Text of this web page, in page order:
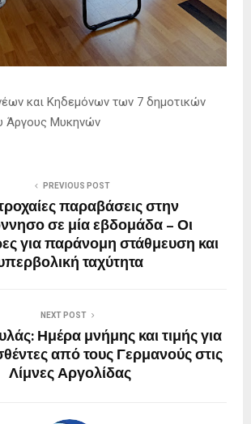
και Κηδεμόνων των 7 δημοτικών
Άργους Μυκηνών
PREVIOUS POST
παραβάσεις στην
σε μία εβδομάδα – Οι
για παράνομη στάθμευση και
ταχύτητα
NEXT POST
Ημέρα μνήμης και τιμής για
από τους Γερμανούς στις
Λίμνες Αργολίδας